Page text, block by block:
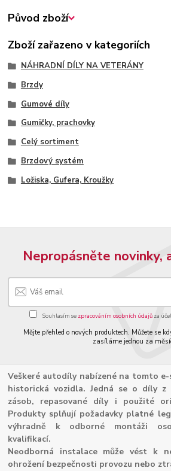
Původ zboží
Zboží zařazeno v kategoriích
NÁHRADNÍ DÍLY NA VETERÁNY
Brzdy
Gumové díly
Gumičky, prachovky
Celý sortiment
Brzdový systém
Ložiska, Gufera, Kroužky
Nepropásněte novinky,
Souhlasím se zpracováním osobních údajůza
Mějte přehled o nových produktech. Můžete se
zasíláme jednou za
Veškeré autodíly nabízené na tomto
historická vozidla. Jedná se o díly z
zásob, repasované díly i použité
Produkty splňují požadavky platné
výhradně k odborné montáži
kvalifikací.
Neodborná instalace může vést k
ohrožení bezpečnosti provozu nebo